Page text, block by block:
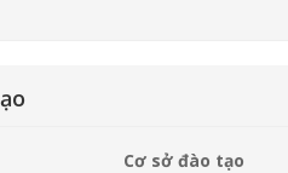
Cơ sở đào tạo